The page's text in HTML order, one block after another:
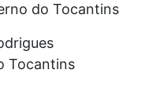
do Tocantins
Tocantins